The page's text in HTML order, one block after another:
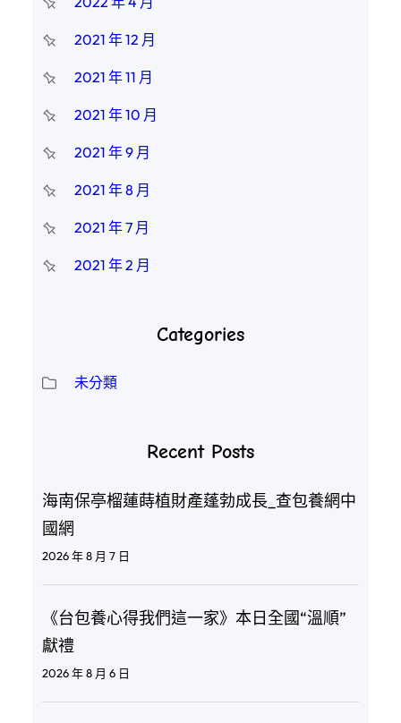
2021 年 12 月
2021 年 11 月
2021 年 10 月
2021 年 9 月
2021 年 8 月
2021 年 7 月
2021 年 2 月
Categories
未分類
Recent Posts
海南保亭榴蓮蒔植財產蓬勃成長_查包養網中
國網
2026 年 8 月 7 日
《台包養心得我們這一家》本日全國“溫順”
獻禮
2026 年 8 月 6 日